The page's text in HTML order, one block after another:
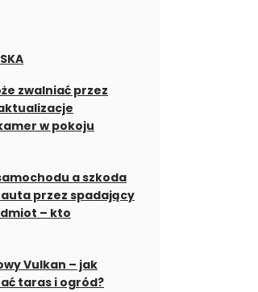
zwalniać przez
w pokoju
a szkoda
przez spadający
– kto
Vulkan – jak
taras i ogród?